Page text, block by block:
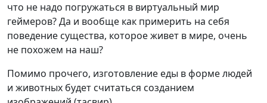
что не надо погружаться в виртуальный мир
геймеров? Да и вообще как примерить на себя
поведение существа, которое живет в мире, очень
не похожем на наш?
Помимо прочего, изготовление еды в форме людей
и животных будет считаться созданием